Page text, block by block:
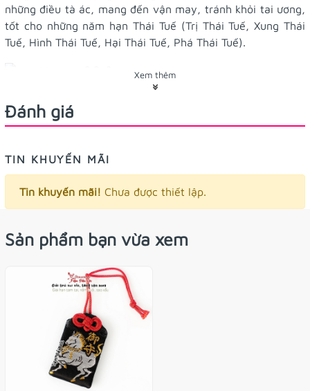
những điều tà ác, mang đến vận may, tránh khỏi tai ương,
tốt cho những năm hạn Thái Tuế (Trị Thái Tuế, Xung Thái
Tuế, Hình Thái Tuế, Hại Thái Tuế, Phá Thái Tuế).
được nhé. Ngoài ra có thể treo
Các bạn có thể xem thêm về Thái Tuế
tại:
https://www.ajo.vn/pham-thai-tue-la-gi-nam-2024-
tuoi-nao...
Xem thêm
Đánh giá
TIN KHUYẾN MÃI
Tin khuyến mãi! Chưa được thiết lập.
Sản phẩm bạn vừa xem